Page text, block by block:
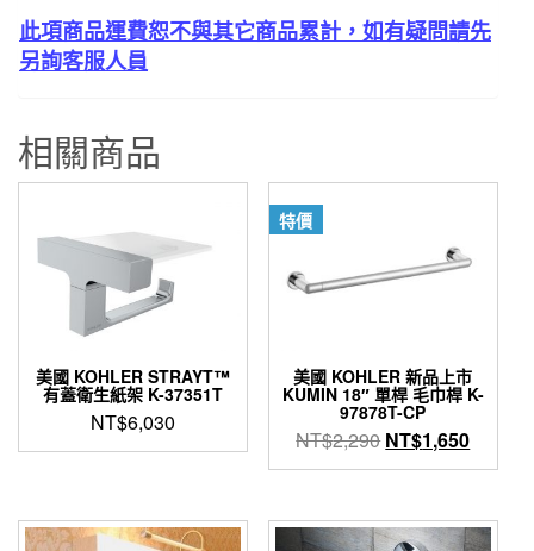
此項商品運費恕不與其它商品累計，如有疑問請先
另詢客服人員
相關商品
美國 KOHLER STRAYT™
有蓋衛生紙架 K-37351T
NT$6,030
特價
美國 KOHLER 新品上市
KUMIN 18″ 單桿 毛巾桿 K-
97878T-CP
NT$2,290 原
始
格：
NT$2,290。
NT$1,650目
前
格：